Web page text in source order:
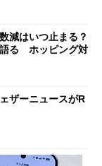
減はいつ止まる？
る ホッピング対
ザーニュースがR